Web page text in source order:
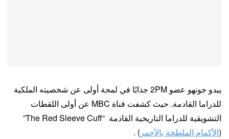
يبدو جونهو عضو 2PM جذابًا في لمحة أولى عن شخصيته الملكية
للدراما القادمة. حيث كشفت قناة MBC عن أولى اللقطات
التشويقية للدراما التاريخية القادمة “The Red Sleeve Cuff”
(الأكمام الملطخة بالأحمر ) .